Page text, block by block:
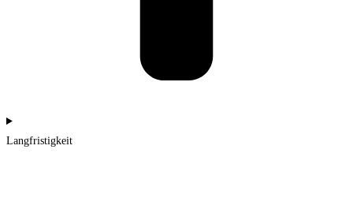
Langfristigkeit